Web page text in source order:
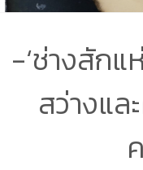
-‘ช่างสักแ
สว่างแ